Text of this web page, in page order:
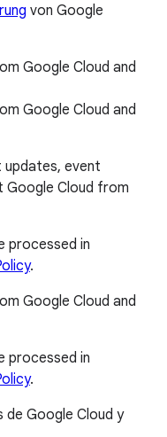
von Google
Google Cloud and
Google Cloud and
updates, event
Google Cloud from
processed in
.
Google Cloud and
processed in
.
Google Cloud y